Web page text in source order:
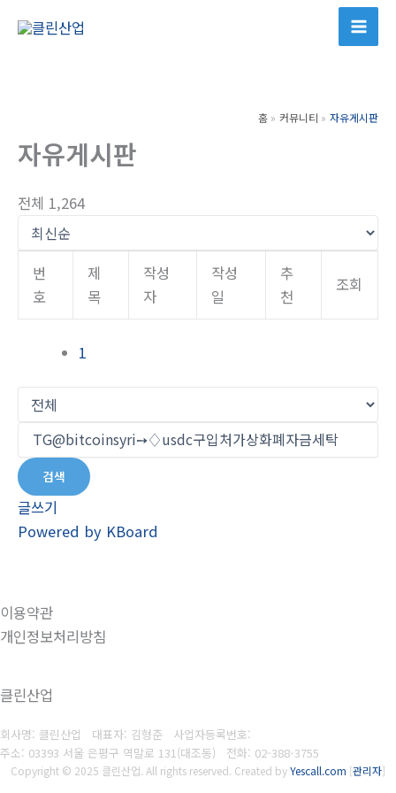
홈 커뮤니티 자유게시판
자유게시판
전체 1,264
번
호
제
목
작성
자
작성
일
추
천
조회
1
검색
글쓰기
Powered by KBoard
이용약관
개인정보처리방침
클린산업
회사명: 클린산업 대표자: 김형준 사업자등록번호:
주소: 03393 서울 은평구 역말로 131(대조동) 전화: 02-388-3755
Copyright © 2025 클린산업. All rights reserved. Created byYescall.com [관리자]